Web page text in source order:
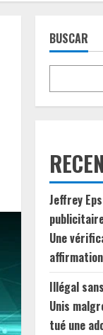
BUSCAR
Jeffrey
Une
Illégal
Unis
tué une